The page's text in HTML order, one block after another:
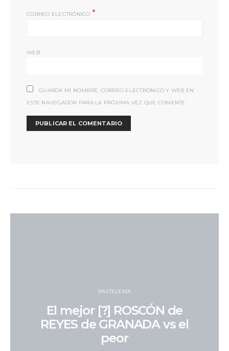
CORREO ELECTRÓNICO *
WEB
GUARDA MI NOMBRE, CORREO ELECTRÓNICO Y WEB EN
ESTE NAVEGADOR PARA LA PRÓXIMA VEZ QUE COMENTE.
PASTELERÍA
El mejor [?] ROSCÓN de
REYES de GRANADA vs el
peor